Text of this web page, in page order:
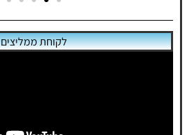
לקוחת ממליצים